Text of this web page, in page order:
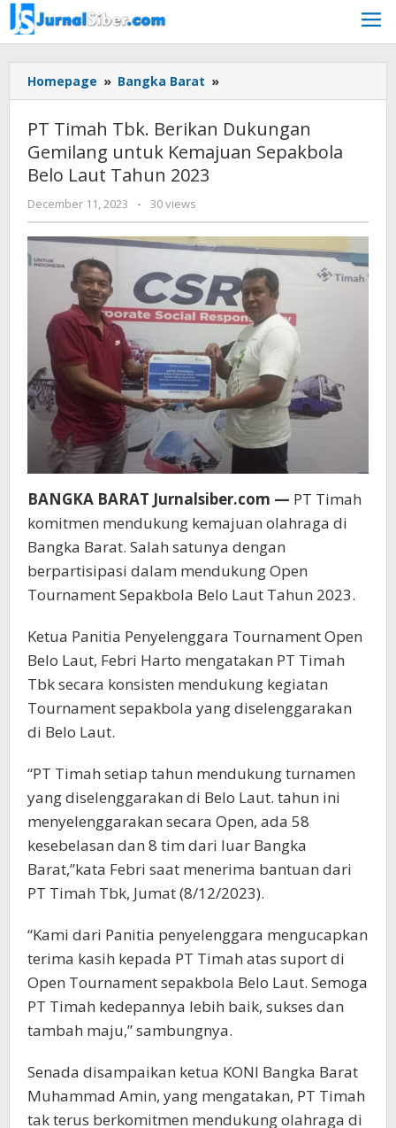
Skip
to
content
Homepage » Bangka Barat »
Timah
Berikan
Dukungan
Sepakbola
Belo
Laut
Tahun
2023
PT Timah Tbk. Berikan Dukungan
Gemilang untuk Kemajuan Sepakbola
Belo Laut Tahun 2023
December 11, 2023
by
Jurnalsiber
- 30 views
BANGKA BARAT Jurnalsiber.com — PT Timah
komitmen mendukung kemajuan olahraga di
Bangka Barat. Salah satunya dengan
berpartisipasi dalam mendukung Open
Tournament Sepakbola Belo Laut Tahun 2023.
Ketua Panitia Penyelenggara Tournament Open
Belo Laut, Febri Harto mengatakan PT Timah
Tbk secara konsisten mendukung kegiatan
Tournament sepakbola yang diselenggarakan
di Belo Laut.
“PT Timah setiap tahun mendukung turnamen
yang diselenggarakan di Belo Laut. tahun ini
menyelenggarakan secara Open, ada 58
kesebelasan dan 8 tim dari luar Bangka
Barat,”kata Febri saat menerima bantuan dari
PT Timah Tbk, Jumat (8/12/2023).
“Kami dari Panitia penyelenggara mengucapkan
terima kasih kepada PT Timah atas suport di
Open Tournament sepakbola Belo Laut. Semoga
PT Timah kedepannya lebih baik, sukses dan
tambah maju,” sambungnya.
Senada disampaikan ketua KONI Bangka Barat
Muhammad Amin, yang mengatakan, PT Timah
tak terus berkomitmen mendukung olahraga di